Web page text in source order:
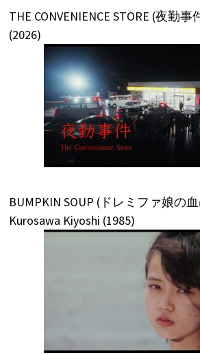
THE CONVENIENCE STORE (夜勤
(2026)
BUMPKIN SOUP (ドレミファ娘の
Kurosawa Kiyoshi (1985)